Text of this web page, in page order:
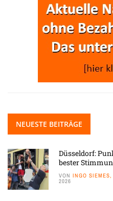
NEUESTE BEITRÄGE
Düsseldorf:
bester
VON INGO
2026